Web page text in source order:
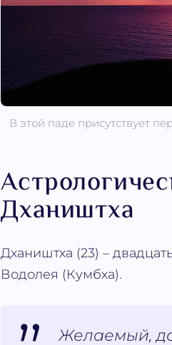
В этой паде присутствует
Дхаништха
Дхаништха (23) –
Водолея (Кумбха).
Желаемый,